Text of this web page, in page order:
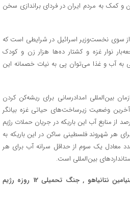
و کمک به مردم ایران در فردای براندازی سخن
از سوی نخست‌وزیر اسرائیل در شرایطی است که
نوار غزه و کشتار ده‌ها هزار زن و کودک
به آب و غذا می‌توان پی به نیات خصمانه این
بین‌المللی امدادرسانی برای ریشه‌کن کردن
وضعیت زیرساخت‌های حیاتی غزه بیانگر
که در طول جنگ اخیر ۹۴ درصد از منابع آب این باریکه در جریان حملات رژیم
هر شهروند فلسطینی ساکن در این باریکه به
عدد معادل یک سوم از حداقل سرانه آب برای هر
بین‌المللی است.